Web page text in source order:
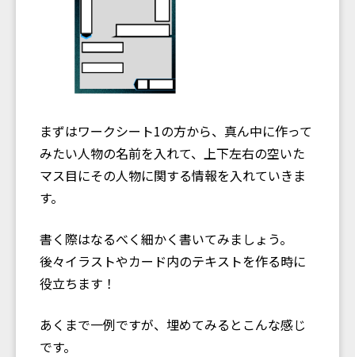
まずはワークシート1の方から、真ん中に作って
みたい人物の名前を入れて、上下左右の空いた
マス目にその人物に関する情報を入れていきま
す。
書く際はなるべく細かく書いてみましょう。
後々イラストやカード内のテキストを作る時に
役立ちます！
あくまで一例ですが、埋めてみるとこんな感じ
です。